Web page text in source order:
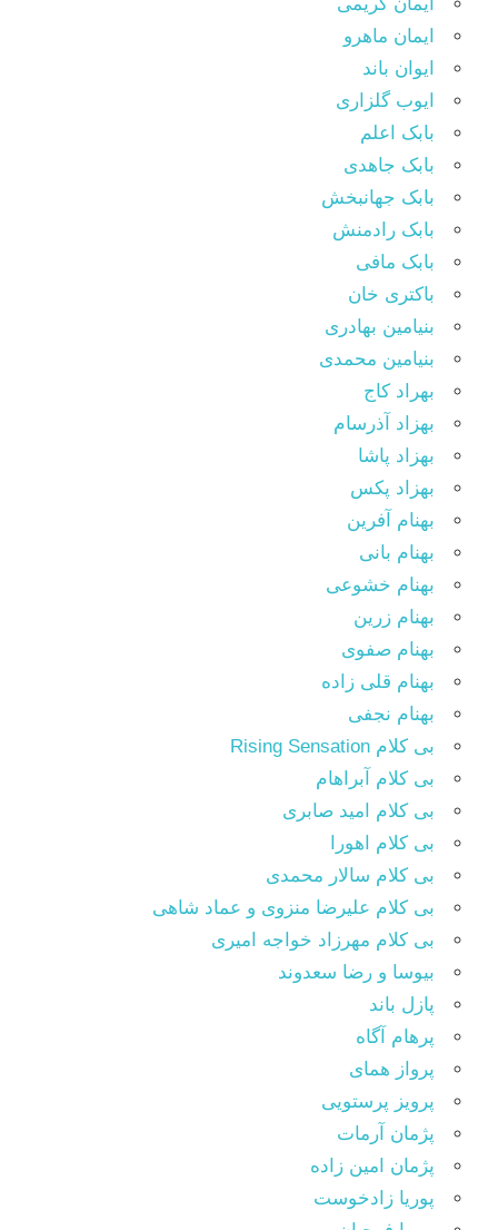
ایمان ماهرو
ایوان باند
ایوب گلزاری
بابک اعلم
بابک جاهدی
بابک جهانبخش
بابک رادمنش
بابک مافی
باکتری خان
بنیامین بهادری
بنیامین محمدی
بهراد کاج
بهزاد آذرسام
بهزاد پاشا
بهزاد پکس
بهنام آفرین
بهنام بانی
بهنام خشوعی
بهنام زرین
بهنام صفوی
بهنام قلی زاده
بهنام نجفی
بی کلام Rising Sensation
بی کلام آبراهام
بی کلام امید صابری
بی کلام اهورا
بی کلام سالار محمدی
بی کلام علیرضا منزوی و عماد شاهی
بی کلام مهرزاد خواجه امیری
بیوسا و رضا سعدوند
پازل باند
پرهام آگاه
پرواز همای
پرویز پرستویی
پژمان آرمات
پژمان امین زاده
پوریا زادخوست